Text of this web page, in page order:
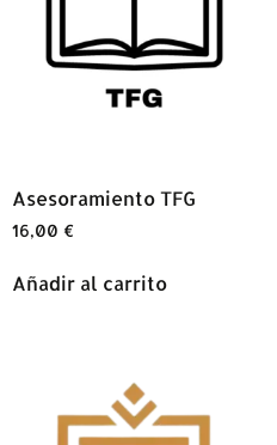
Asesoramiento TFG
16,00 €
Añadir al carrito